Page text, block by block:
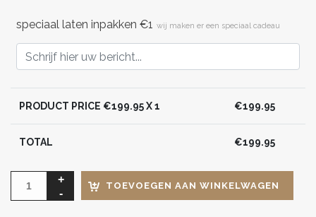
speciaal laten inpakken €1 wij maken er een speciaal cadeau
PRODUCT PRICE €199.95X 1 €199.95
TOTAL €199.95
TOEVOEGEN AAN WINKELWAGEN